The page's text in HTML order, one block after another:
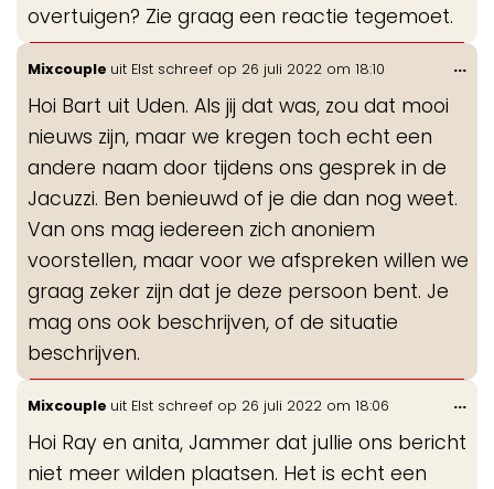
overtuigen? Zie graag een reactie tegemoet.
Mixcouple uit Elst schreef op 26 juli 2022 om 18:10
Hoi Bart uit Uden. Als jij dat was, zou dat mooi
nieuws zijn, maar we kregen toch echt een
andere naam door tijdens ons gesprek in de
Jacuzzi. Ben benieuwd of je die dan nog weet.
Van ons mag iedereen zich anoniem
voorstellen, maar voor we afspreken willen we
graag zeker zijn dat je deze persoon bent. Je
mag ons ook beschrijven, of de situatie
beschrijven.
...
Mixcouple uit Elst schreef op 26 juli 2022 om 18:06
Hoi Ray en anita, Jammer dat jullie ons bericht
niet meer wilden plaatsen. Het is echt een
...